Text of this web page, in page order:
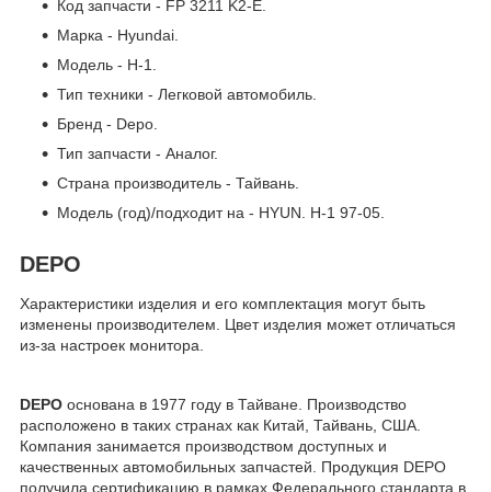
Код запчасти - FP 3211 K2-E.
Марка - Hyundai.
Модель - H-1.
Тип техники - Легковой автомобиль.
Бренд - Depo.
Тип запчасти - Аналог.
Страна производитель - Тайвань.
Модель (год)/подходит на - HYUN. H-1 97-05.
DEPO
Характеристики изделия и его комплектация могут быть
изменены производителем. Цвет изделия может отличаться
из-за настроек монитора.
DEPO основана в 1977 году в Тайване. Производство
расположено в таких странах как Китай, Тайвань, США.
Компания занимается производством доступных и
качественных автомобильных запчастей. Продукция DEPO
получила сертификацию в рамках Федерального стандарта в